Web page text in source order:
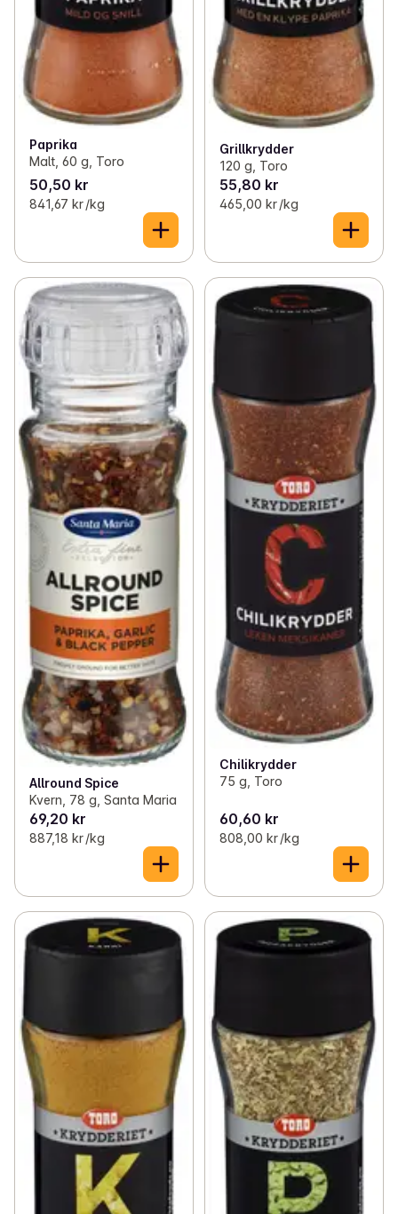
Paprika
Malt, 60 g, Toro
50,50 kr
841,67 kr /kg
Grillkrydder
120 g, Toro
55,80 kr
465,00 kr /kg
Allround Spice
Kvern, 78 g, Santa Maria
69,20 kr
887,18 kr /kg
Chilikrydder
75 g, Toro
60,60 kr
808,00 kr /kg